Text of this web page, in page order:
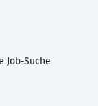
Job-Suche